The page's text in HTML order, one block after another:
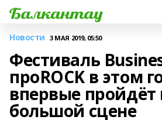
Новости 3 МАЯ 2019, 05:50
Фестиваль
проROCK в этом
впервые пройдёт
большой сцене